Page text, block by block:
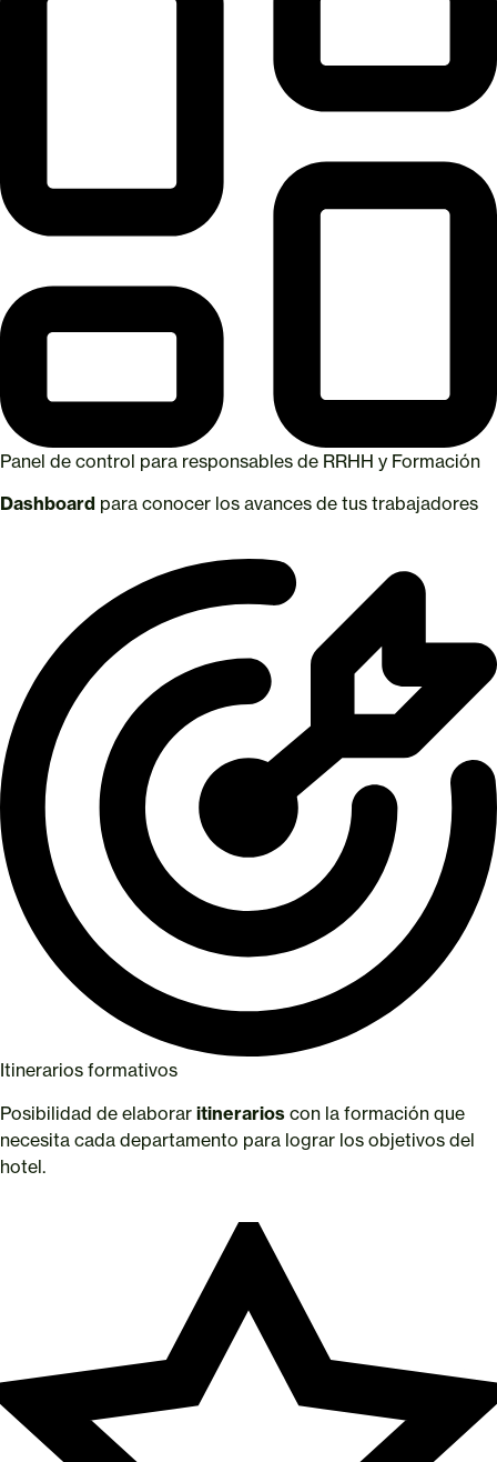
Panel de control para responsables de RRHH y Formación
Dashboard para conocer los avances de tus trabajadores
Itinerarios formativos
Posibilidad de elaborar itinerarios con la formación que
necesita cada departamento para lograr los objetivos del
hotel.